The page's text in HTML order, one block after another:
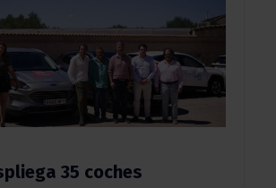
35 coches